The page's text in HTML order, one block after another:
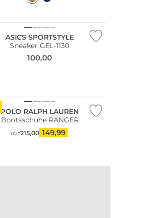
ASICS SPORTSTYLE
Sneaker GEL-1130
100,00
POLO RALPH LAUREN
Bootsschuhe RANGER
UVP215,00 149,99